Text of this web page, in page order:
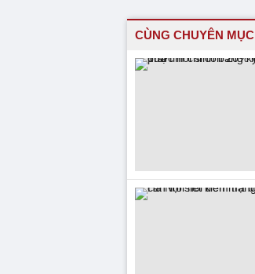
CÙNG CHUYÊN MỤC